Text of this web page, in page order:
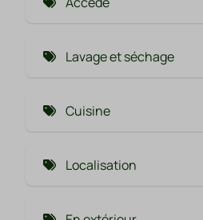
Lavage et séchage
Cuisine
Localisation